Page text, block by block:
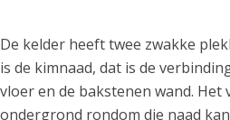
De kelder heeft twee zwakke
is de kimnaad, dat is de
vloer en de bakstenen wand. Het
ondergrond rondom die naad